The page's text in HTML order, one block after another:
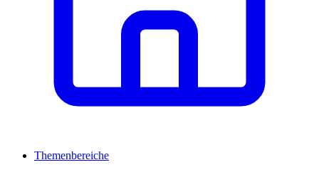
Themenbereiche